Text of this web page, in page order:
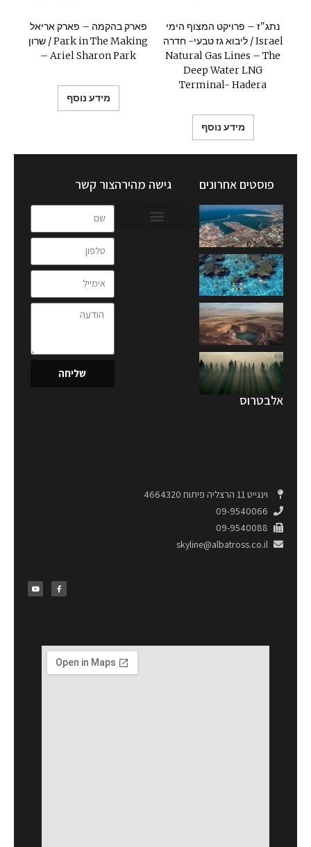
פארק בהקמה – פארק אריאל
שרון / Park in The Making
– Ariel Sharon Park
מידע נוסף
נתג"ז – פרויקט המצוף הימי
ליבוא גז טבעי- חדרה / Israel
Natural Gas Lines – The
Deep Water LNG
Terminal- Hadera
מידע נוסף
פוסטים אחרונים גישה מהירהצור קשר
שליחה
אלבטרוס
וינגייט 11 הרצליה פיתוח 4664320
09-9540066
09-9540088
skyline@albatross.co.il